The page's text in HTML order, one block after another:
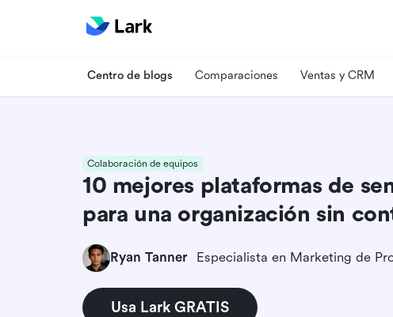
Centro de blogs Comparaciones Ventas y CRM
Colaboración de equipos
10 mejores plataformas de
para una organización sin
Ryan Tanner
Usa Lark GRATIS